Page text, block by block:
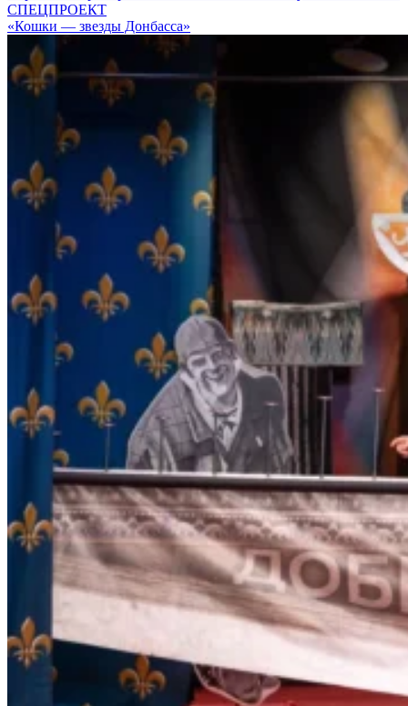
СПЕЦПРОЕКТ
«Кошки — звезды Донбасса»